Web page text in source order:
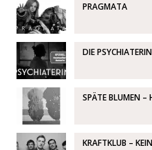
PRAGMATA
DIE PSYCHIATERIN
SPÄTE BLUMEN –
KRAFTKLUB –